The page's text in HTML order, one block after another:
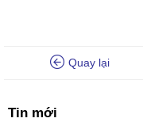
Quay lại
Tin mới